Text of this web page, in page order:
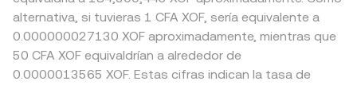
alternativa, si tuvieras 1 CFA XOF, sería equivalente a
0.000000027130 XOF aproximadamente, mientras que
50 CFA XOF equivaldrían a alrededor de
0.0000013565 XOF. Estas cifras indican la tasa de